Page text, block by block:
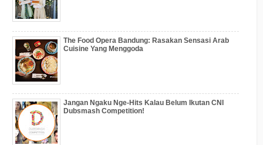
The Food Opera Bandung: Rasakan Sensasi Arab
Cuisine Yang Menggoda
Jangan Ngaku Nge-Hits Kalau Belum Ikutan CNI
Dubsmash Competition!